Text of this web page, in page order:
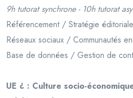
9h tutorat synchrone - 10h tutorat
Référencement / Stratégie éditoriale
Réseaux sociaux / Communautés
Base de données / Gestion de
UE ¿ : Culture socio-